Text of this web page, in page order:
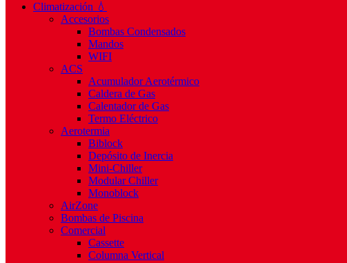
Climatización 💧
Accesorios
Bombas Condensados
Mandos
WIFI
ACS
Acumulador Aerotérmico
Caldera de Gas
Calentador de Gas
Termo Eléctrico
Aerotermia
Biblock
Depósito de Inercia
Mini-Chiller
Modular Chiller
Monoblock
AirZone
Bombas de Piscina
Comercial
Cassette
Columna Vertical